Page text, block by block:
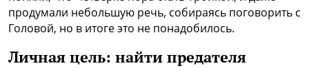
продумали небольшую речь, собираясь поговорить с
Головой, но в итоге это не понадобилось.
Личная цель: найти предателя